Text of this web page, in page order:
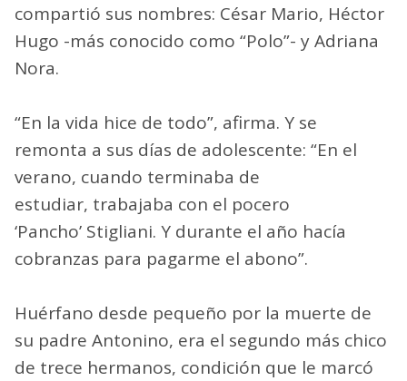
compartió sus nombres: César Mario, Héctor
Hugo -más conocido como “Polo”- y Adriana
Nora.
“En la vida hice de todo”, afirma. Y se
remonta a sus días de adolescente: “En el
verano, cuando terminaba de
estudiar, trabajaba con el pocero
‘Pancho’ Stigliani. Y durante el año hacía
cobranzas para pagarme el abono”.
Huérfano desde pequeño por la muerte de
su padre Antonino, era el segundo más chico
de trece hermanos, condición que le marcó